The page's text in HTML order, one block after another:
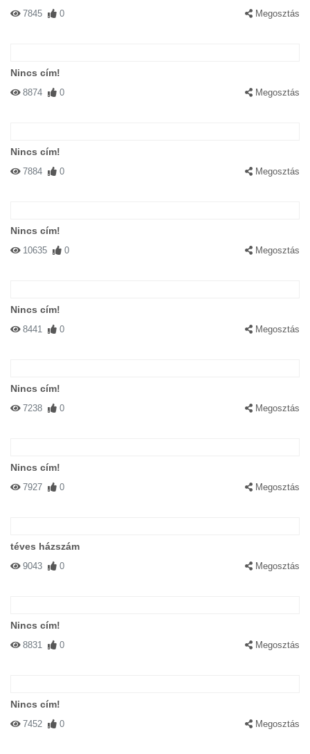
7845 0 Megosztás
Nincs cím!
8874 0 Megosztás
Nincs cím!
7884 0 Megosztás
Nincs cím!
10635 0 Megosztás
Nincs cím!
8441 0 Megosztás
Nincs cím!
7238 0 Megosztás
Nincs cím!
7927 0 Megosztás
téves házszám
9043 0 Megosztás
Nincs cím!
8831 0 Megosztás
Nincs cím!
7452 0 Megosztás